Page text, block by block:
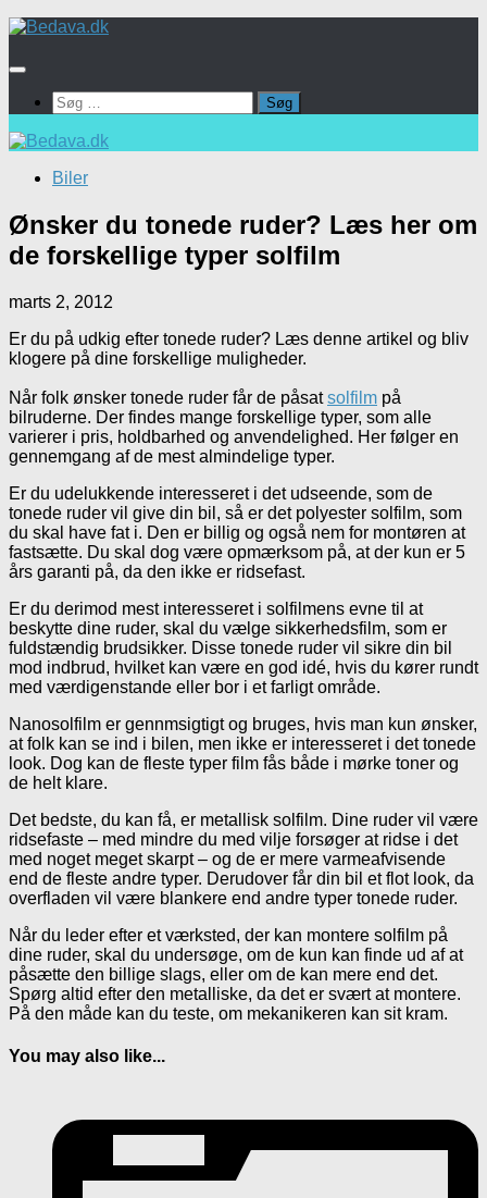
Skip
content
Søg
efter:
Biler
Ønsker du tonede ruder? Læs her om
de forskellige typer solfilm
marts 2, 2012
Er du på udkig efter tonede ruder? Læs denne artikel og bliv
klogere på dine forskellige muligheder.
Når folk ønsker tonede ruder får de påsatsolfilm på
bilruderne. Der findes mange forskellige typer, som alle
varierer i pris, holdbarhed og anvendelighed. Her følger en
gennemgang af de mest almindelige typer.
Er du udelukkende interesseret i det udseende, som de
tonede ruder vil give din bil, så er det polyester solfilm, som
du skal have fat i. Den er billig og også nem for montøren at
fastsætte. Du skal dog være opmærksom på, at der kun er 5
års garanti på, da den ikke er ridsefast.
Er du derimod mest interesseret i solfilmens evne til at
beskytte dine ruder, skal du vælge sikkerhedsfilm, som er
fuldstændig brudsikker. Disse tonede ruder vil sikre din bil
mod indbrud, hvilket kan være en god idé, hvis du kører rundt
med værdigenstande eller bor i et farligt område.
Nanosolfilm er gennmsigtigt og bruges, hvis man kun ønsker,
at folk kan se ind i bilen, men ikke er interesseret i det tonede
look. Dog kan de fleste typer film fås både i mørke toner og
de helt klare.
Det bedste, du kan få, er metallisk solfilm. Dine ruder vil være
ridsefaste – med mindre du med vilje forsøger at ridse i det
med noget meget skarpt – og de er mere varmeafvisende
end de fleste andre typer. Derudover får din bil et flot look, da
overfladen vil være blankere end andre typer tonede ruder.
Når du leder efter et værksted, der kan montere solfilm på
dine ruder, skal du undersøge, om de kun kan finde ud af at
påsætte den billige slags, eller om de kan mere end det.
Spørg altid efter den metalliske, da det er svært at montere.
På den måde kan du teste, om mekanikeren kan sit kram.
You may also like...